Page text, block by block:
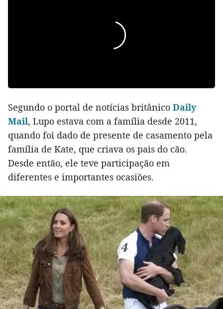
Segundo o portal de notícias britânico Daily
Mail, Lupo estava com a família desde 2011,
quando foi dado de presente de casamento pela
família de Kate, que criava os pais do cão.
Desde então, ele teve participação em
diferentes e importantes ocasiões.